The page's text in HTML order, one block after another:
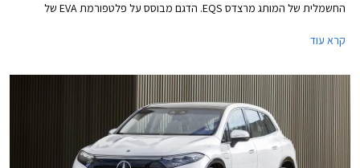
החשמלית של המותג מרצדס EQS. הדגם מבוסס על פלטפורמת EVA של
קרא עוד